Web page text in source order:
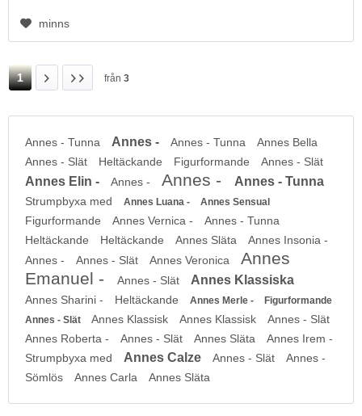
minns
1 från 3
Annes - Tunna Annes - Annes - Tunna
Annes Bella
Annes - Slät
Heltäckande Figurformande Annes - Slät
Annes Elin - Annes - Annes - Annes - Tunna
Strumpbyxa med Annes Luana - Annes Sensual
Figurformande Annes Vernica -
Annes - Tunna
Heltäckande
Heltäckande Annes Släta
Annes Insonia -
Annes -
Annes - Slät Annes Veronica
Annes
Emanuel -
Annes - Slät Annes Klassiska
Annes Sharini - Heltäckande Annes Merle -
Figurformande
Annes - Slät
Annes Klassisk Annes Klassisk
Annes - Slät
Annes Roberta -
Annes - Slät Annes Släta
Annes Irem -
Strumpbyxa med
Annes Calze Annes - Slät
Annes -
Sömlös
Annes Carla Annes Släta